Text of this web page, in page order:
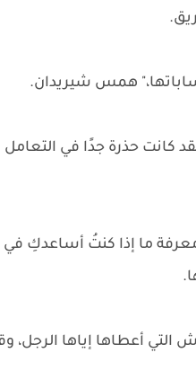
همس شيريدان.
حذرة جدًا في التعامل
ما إذا كنتُ أساعدكِ في
التي أعطاها إياها الرجل،